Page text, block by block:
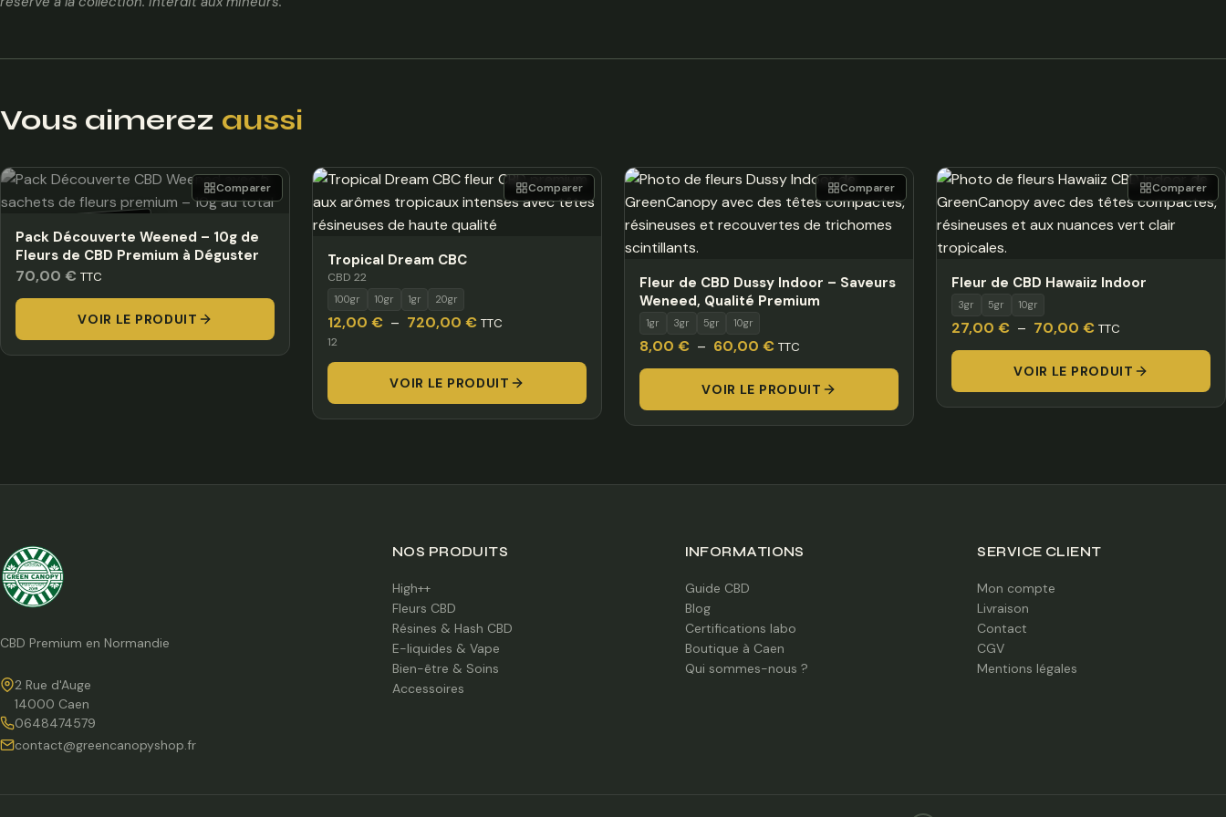
Vous aimerez aussi
HORS STOCK
Pack Découverte Weened – 10g de
Fleurs de CBD Premium à Déguster
70,00 € TTC
VOIR LE PRODUIT
Comparer
Tropical Dream CBC
CBD 22
100gr 10gr 1gr 20gr
12,00 € – 720,00 €Plage
prix :
12,00 €
TTC
12
VOIR LE PRODUIT
Comparer
Fleur de CBD Dussy Indoor – Saveurs
Weneed, Qualité Premium
1gr 3gr 5gr 10gr
8,00 € – 60,00 €Plage
de
prix :
8,00 €
TTC
VOIR LE PRODUIT
Comparer
Fleur de CBD Hawaiiz Indoor
3gr 5gr 10gr
27,00 € – 70,00 €Plage
de
prix :
27,00 €
TTC
VOIR LE PRODUIT
Comparer
CBD Premium en Normandie
2 Rue d'Auge
14000 Caen
0648474579
contact@greencanopyshop.fr
NOS PRODUITS
High++
Fleurs CBD
Résines & Hash CBD
E-liquides & Vape
Bien-être & Soins
Accessoires
INFORMATIONS
Guide CBD
Blog
Certifications labo
Boutique à Caen
Qui sommes-nous ?
SERVICE CLIENT
Mon compte
Livraison
Contact
CGV
Mentions légales